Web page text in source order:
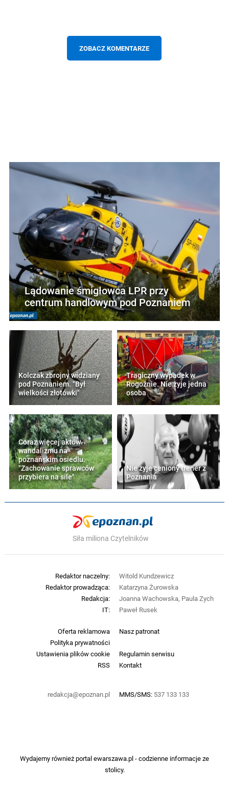
ZOBACZ KOMENTARZE
Lądowanie śmigłowca LPR przy
centrum handlowym pod Poznaniem
Kolczak zbrojny widziany
pod Poznaniem. "Był
wielkości złotówki"
Tragiczny wypadek w
Rogoźnie. Nie żyje jedna
osoba
Coraz więcej aktów
wandalizmu na
poznańskim osiedlu.
"Zachowanie sprawców
przybiera na sile"
Nie żyje ceniony trener z
Poznania
Siła miliona Czytelników
Oferta reklamowa
Nasz patronat
Polityka prywatności
Ustawienia plików cookie
Regulamin serwisu
RSS
Kontakt
redakcja@epoznan.pl MMS/SMS: 537 133 133
Redaktor naczelny:
Witold Kundzewicz
Redaktor prowadząca:
Katarzyna Żurowska
Redakcja:
Joanna Wachowska, Paula Zych
IT:
Paweł Rusek
Wydajemy również portalewarszawa.pl- codzienne informacje ze
stolicy.